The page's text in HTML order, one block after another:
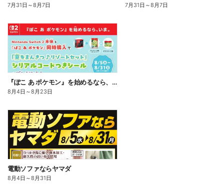
7月31日 ～8月7日 7月31日 ～8月7日
『ぽこ あ ポケモン』を始めるなら、いま。
8月4日 ～8月23日
電動ソファならヤマダ
8月4日 ～8月31日